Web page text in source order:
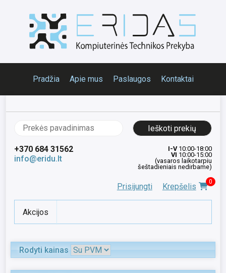
Pradžia Apie mus Paslaugos Kontaktai
Ieškoti:
+370 684 31562
info@eridu.lt
I-V10:00-18:00
VI 10:00-15:00
(vasaros laikotarpiu
šeštadieniais nedirbame)
Prisijungti Krepšelis 0
Akcijos
Rodyti kainas